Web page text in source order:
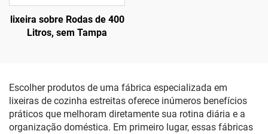
lixeira sobre Rodas de 400
Litros, sem Tampa
Escolher produtos de uma fábrica especializada em
lixeiras de cozinha estreitas oferece inúmeros benefícios
práticos que melhoram diretamente sua rotina diária e a
organização doméstica. Em primeiro lugar, essas fábricas